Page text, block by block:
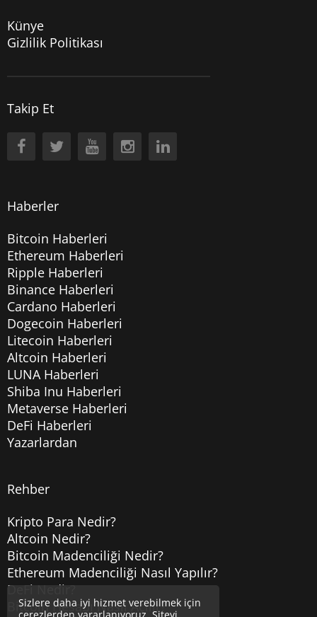
Künye
Gizlilik Politikası
Takip Et
Haberler
Bitcoin Haberleri
Ethereum Haberleri
Ripple Haberleri
Binance Haberleri
Cardano Haberleri
Dogecoin Haberleri
Litecoin Haberleri
Altcoin Haberleri
LUNA Haberleri
Shiba Inu Haberleri
Metaverse Haberleri
DeFi Haberleri
Yazarlardan
Rehber
Kripto Para Nedir?
Altcoin Nedir?
Bitcoin Madenciliği Nedir?
Ethereum Madenciliği Nasıl Yapılır?
DeFi Nedir?
Bitcoin Hesabı Nasıl Açılır?
Sizlere daha iyi hizmet verebilmek için